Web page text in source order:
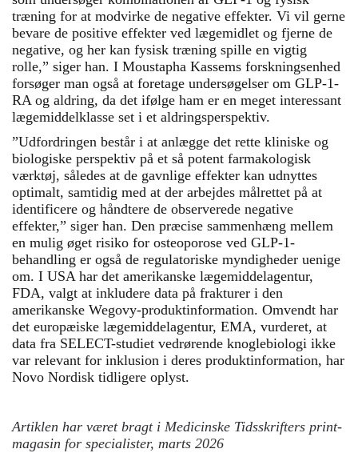
træning for at modvirke de negative effekter. Vi vil gerne
bevare de positive effekter ved lægemidlet og fjerne de
negative, og her kan fysisk træning spille en vigtig
rolle,” siger han. I Moustapha Kassems forskningsenhed
forsøger man også at foretage undersøgelser om GLP-1-
RA og aldring, da det ifølge ham er en meget interessant
lægemiddelklasse set i et aldringsperspektiv.
”Udfordringen består i at anlægge det rette kliniske og
biologiske perspektiv på et så potent farmakologisk
værktøj, således at de gavnlige effekter kan udnyttes
optimalt, samtidig med at der arbejdes målrettet på at
identificere og håndtere de observerede negative
effekter,” siger han. Den præcise sammenhæng mellem
en mulig øget risiko for osteoporose ved GLP-1-
behandling er også de regulatoriske myndigheder uenige
om. I USA har det amerikanske lægemiddelagentur,
FDA, valgt at inkludere data på frakturer i den
amerikanske Wegovy-produktinformation. Omvendt har
det europæiske lægemiddelagentur, EMA, vurderet, at
data fra SELECT-studiet vedrørende knoglebiologi ikke
var relevant for inklusion i deres produktinformation, har
Novo Nordisk tidligere oplyst.
Artiklen har været bragt i Medicinske Tidsskrifters print-
magasin for specialister, marts 2026